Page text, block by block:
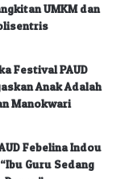
UMKM dan
Festival PAUD
Anak Adalah
Manokwari
Febelina Indou
Guru Sedang